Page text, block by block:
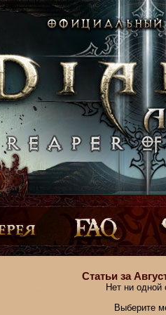
Статьи за
Нет ни одной
Выберите